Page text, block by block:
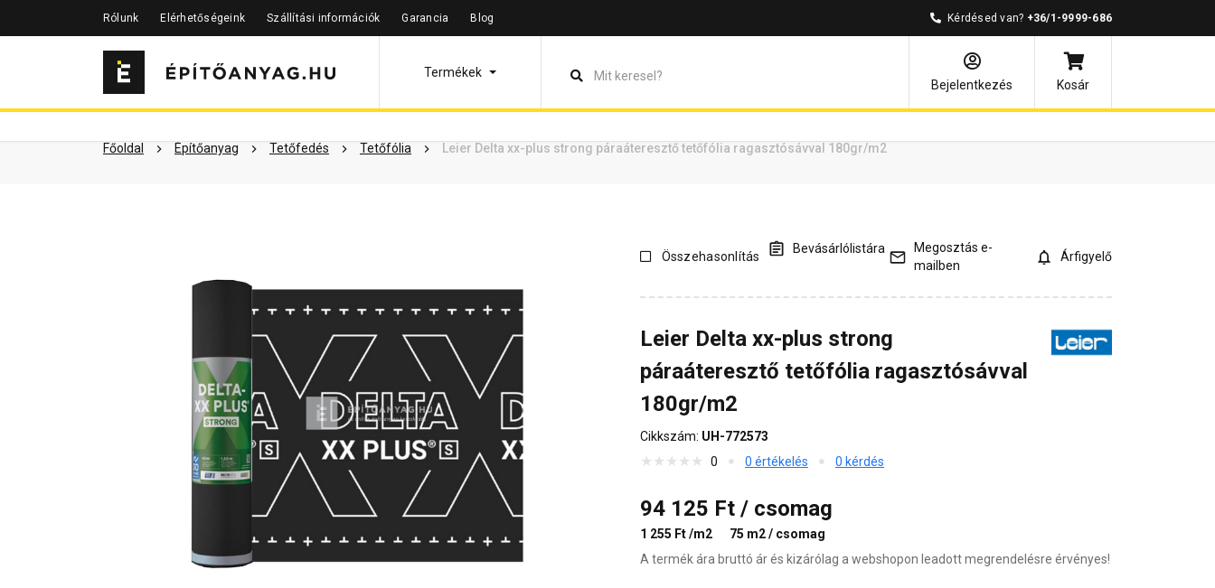
Rólunk Elérhetőségeink Szállítási információk Garancia Blog Kérdésed van? +36/1-9999-686
Termékek
Bejelentkezés
Kosár
Főoldal Építőanyag Tetőfedés Tetőfólia Leier Delta xx-plus strong páraáteresztő tetőfólia ragasztósávval 180gr/m2
Szükséged lehet rá Részletes leírás Termékinformáció Dokumentumok Vásárlói vélemények Kérdések és válaszok
Összehasonlítás
Bevásárlólistára
Megosztás e-
mailben
Árfigyelő
Leier Delta xx-plus strong
páraáteresztő tetőfólia ragasztósávval
180gr/m2
Cikkszám: UH-772573
0
0 értékelés 0 kérdés
94 125 Ft / csomag
1 255 Ft /m2
75 m2 / csomag
A termék ára bruttó ár és kizárólag a webshopon leadott megrendelésre érvényes!